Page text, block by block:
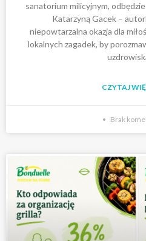
sanatorium milicyjnym,
Katarzyną Gacek –
niepowtarzalna okazja dla
lokalnych zagadek, by
CZYTAJ
Brak